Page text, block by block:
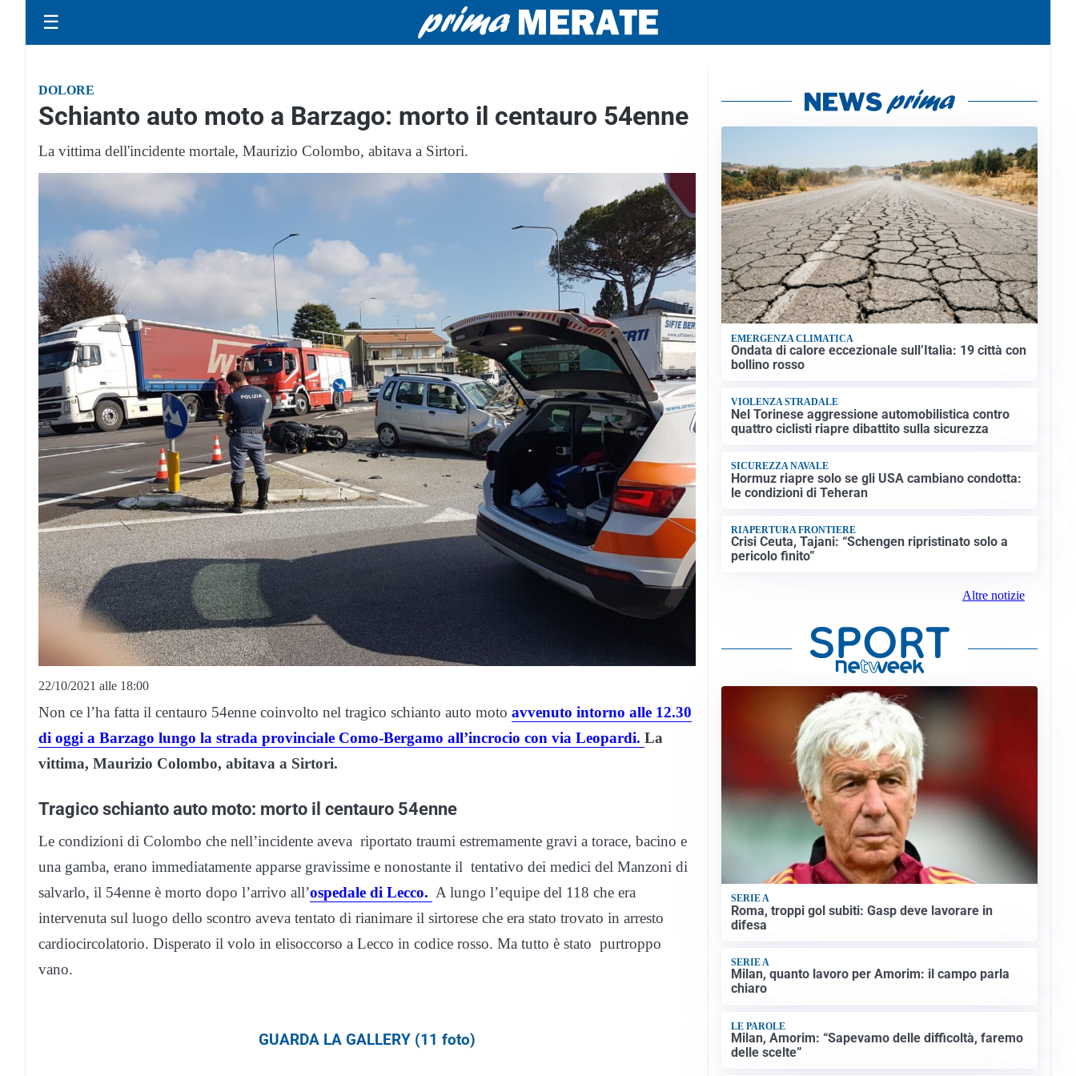
☰
DOLORE
Schianto auto moto a Barzago: morto il centauro 54enne
La vittima dell'incidente mortale, Maurizio Colombo, abitava a Sirtori.
22/10/2021 alle 18:00
Non ce l’ha fatta il centauro 54enne coinvolto nel tragico schianto auto moto avvenuto intorno alle 12.30
di oggi a Barzago lungo la strada provinciale Como-Bergamo all’incrocio con via Leopardi. La
vittima, Maurizio Colombo, abitava a Sirtori.
Tragico schianto auto moto: morto il centauro 54enne
Le condizioni di Colombo che nell’incidente aveva riportato traumi estremamente gravi a torace, bacino e
una gamba, erano immediatamente apparse gravissime e nonostante il tentativo dei medici del Manzoni di
salvarlo, il 54enne è morto dopo l’arrivo all’ospedale di Lecco. A lungo l’equipe del 118 che era
intervenuta sul luogo dello scontro aveva tentato di rianimare il sirtorese che era stato trovato in arresto
cardiocircolatorio. Disperato il volo in elisoccorso a Lecco in codice rosso. Ma tutto è stato purtroppo
vano.
GUARDA LA GALLERY (11 foto)
EMERGENZA CLIMATICA
Ondata di calore eccezionale sull’Italia: 19 città con
bollino rosso
VIOLENZA STRADALE
Nel Torinese aggressione automobilistica contro
quattro ciclisti riapre dibattito sulla sicurezza
SICUREZZA NAVALE
Hormuz riapre solo se gli USA cambiano condotta:
le condizioni di Teheran
RIAPERTURA FRONTIERE
Crisi Ceuta, Tajani: “Schengen ripristinato solo a
pericolo finito”
Altre notizie
SERIE A
Roma, troppi gol subiti: Gasp deve lavorare in
difesa
SERIE A
Milan, quanto lavoro per Amorim: il campo parla
chiaro
LE PAROLE
Milan, Amorim: “Sapevamo delle difficoltà, faremo
delle scelte”